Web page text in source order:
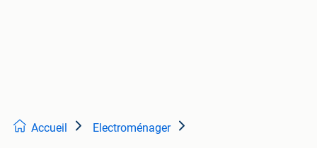
Accueil Electroménager